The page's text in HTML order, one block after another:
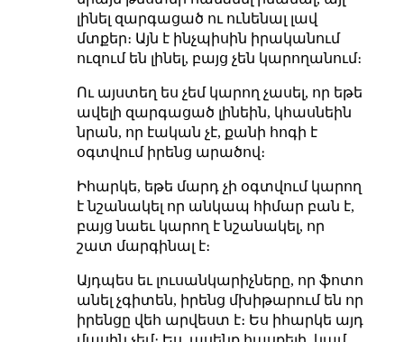
լինել զարգացած ու ունենալ լավ
մտքեր։ Այն է ինչպիսին իրականում
ուզում են լինել, բայց չեն կարողանում։
Ու այստեղ ես չեմ կարող չասել, որ եթե
ավելի զարգացած լինեին, կհասնեին
նրան, որ էական չէ, քանի հոգի է
օգտվում իրենց արածով։
Իհարկե, եթե մարդ չի օգտվում կարող
է նշանակել որ անկապ հիմար բան է,
բայց նաեւ կարող է նշանակել, որ
շատ մարգինալ է։
Այդպես եւ լուսանկարիչները, որ ֆոտո
անել չգիտեն, իրենց մխիթարում են որ
իրենցը վեհ արվեստ է։ Ես իհարկե այդ